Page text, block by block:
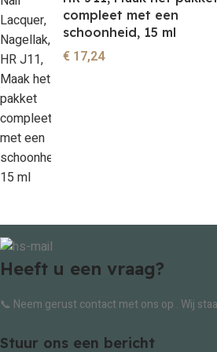
compleet met een
schoonheid, 15 ml
€ 17,24
Heeft u een vraag?
📞 Neem gerust contact met ons op . Wij
Stuur ons een bericht